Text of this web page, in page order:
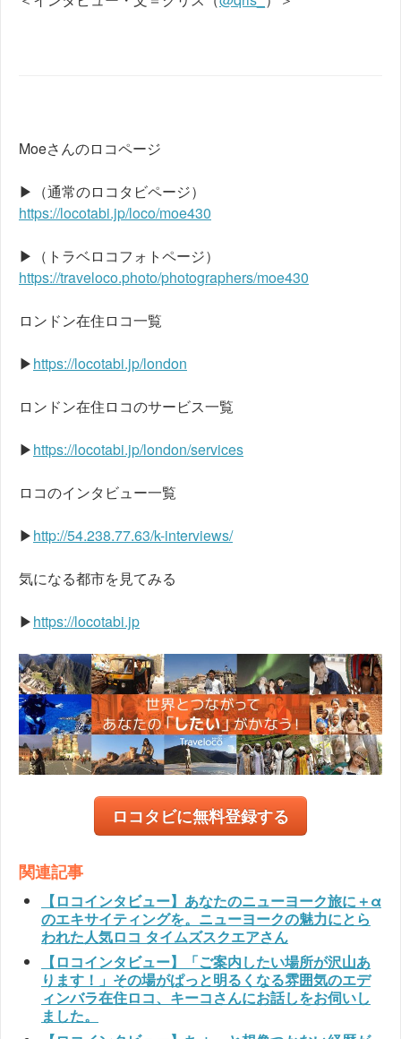
Moeさんのロコページ
▶（通常のロコタビページ）
https://locotabi.jp/loco/moe430
▶（トラベロコフォトページ）
https://traveloco.photo/photographers/moe430
ロンドン在住ロコ一覧
▶https://locotabi.jp/london
ロンドン在住ロコのサービス一覧
▶https://locotabi.jp/london/services
ロコのインタビュー一覧
▶http://54.238.77.63/k-interviews/
気になる都市を見てみる
▶https://locotabi.jp
ロコタビに無料登録する
関連記事
【ロコインタビュー】あなたのニューヨーク旅に＋α
のエキサイティングを。ニューヨークの魅力にとら
われた人気ロコ タイムズスクエアさん
【ロコインタビュー】「ご案内したい場所が沢山あ
ります！」その場がぱっと明るくなる雰囲気のエデ
ィンバラ在住ロコ、キーコさんにお話しをお伺いし
ました。